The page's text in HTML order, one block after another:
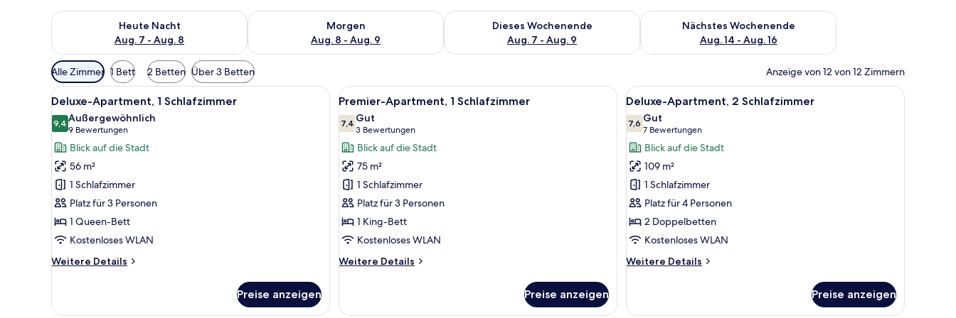
Heute Nacht
Aug. 7 - Aug. 8
Überprüfe die Verfügbarkeit für heute Nacht, Aug. 7 - Aug. 8.
Morgen
Aug. 8 - Aug. 9
Überprüfe die Verfügbarkeit für morgen, Aug. 8 - Aug. 9.
Dieses Wochenende
Aug. 7 - Aug. 9
Überprüfe die Verfügbarkeit für dieses Wochenende, Aug. 7 - Aug. 9.
Nächstes Wochenende
Aug. 14 - Aug. 16
Überprüfe die Verfügbarkeit für nächstes Wochenende, Aug.
Verfügbare
Filter
für
Zimmer
Alle Zimmer 1 Bett 2 Betten Über 3 Betten Anzeige von 12 von 12 Zimmern
Alle
Fotos
für
Deluxe-
Apartment,
1
Schlafzimmer
anzeigen
Ein Hotelzimmer mit einem großen Bett, zwei Nachttischlampen, einem Schreibtisch mit Stuhl und einem Fenster mit Jalousien.
13
Deluxe-Apartment, 1 Schlafzimmer
9,49,4 von 10
Außergewöhnlich
9 Bewertungen
(9
Bewertungen)
Blick auf die Stadt
56 m²
1 Schlafzimmer
Platz für 3 Personen
1 Queen-Bett
Kostenloses WLAN
Weitere Details
Weitere
Apartment,
Preise anzeigen
Alle
Fotos
für
Premier-
Apartment,
1
Schlafzimmer
anzeigen
Ein Hotelzimmer mit einem großen Bett, zwei Nachttischlampen, einem Fernseher, einem roten Sessel und einem
5
Premier-Apartment, 1 Schlafzimmer
7,47,4 von 10
Gut
3 Bewertungen
(3
Bewertungen)
Blick auf die Stadt
75 m²
1 Schlafzimmer
Platz für 3 Personen
1 King-Bett
Kostenloses WLAN
Weitere Details
Weitere
Apartment,
Preise anzeigen
Alle
Fotos
für
Deluxe-
Apartment,
2 Schlafzimmer
anzeigen
Ein Hotelzimmer mit einem großen Bett,
8
Deluxe-Apartment, 2 Schlafzimmer
7,67,6 von 10
Gut
7 Bewertungen
(7
Bewertungen)
Blick auf die Stadt
109 m²
1 Schlafzimmer
Platz für 4 Personen
2 Doppelbetten
Kostenloses WLAN
Weitere Details
Weitere
Apartment,
Preise anzeigen